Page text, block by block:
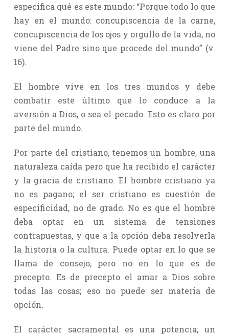
especifica qué es este mundo: “Porque todo lo que
hay en el mundo: concupiscencia de la carne,
concupiscencia de los ojos y orgullo de la vida, no
viene del Padre sino que procede del mundo” (v.
16).
El hombre vive en los tres mundos y debe
combatir este último que lo conduce a la
aversión a Dios, o sea el pecado. Esto es claro por
parte del mundo.
Por parte del cristiano, tenemos un hombre, una
naturaleza caída pero que ha recibido el carácter
y la gracia de cristiano. El hombre cristiano ya
no es pagano; el ser cristiano es cuestión de
especificidad, no de grado. No es que el hombre
deba optar en un sistema de tensiones
contrapuestas, y que a la opción deba resolverla
la historia o la cultura. Puede optar en lo que se
llama de consejo, pero no en lo que es de
precepto. Es de precepto el amar a Dios sobre
todas las cosas; eso no puede ser materia de
opción.
El carácter sacramental es una potencia; un